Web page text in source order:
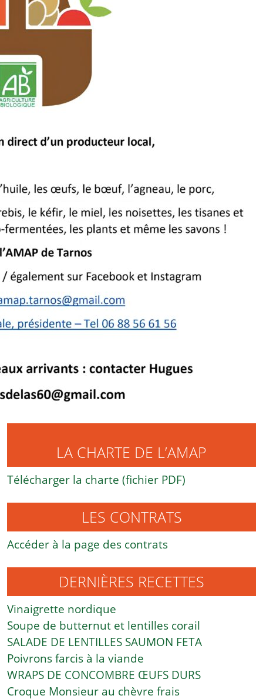
LA CHARTE DE L’AMAP
Télécharger la charte (fichier PDF)
LES CONTRATS
Accéder à la page des contrats
DERNIÈRES RECETTES
Vinaigrette nordique
Soupe de butternut et lentilles corail
SALADE DE LENTILLES SAUMON FETA
Poivrons farcis à la viande
WRAPS DE CONCOMBRE ŒUFS DURS
Croque Monsieur au chèvre frais